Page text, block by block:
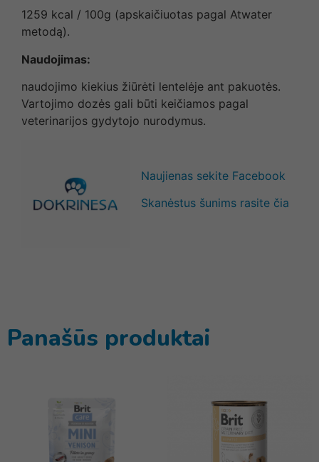
1259 kcal / 100g (apskaičiuotas pagal Atwater
metodą).
Naudojimas:
naudojimo kiekius žiūrėti lentelėje ant pakuotės.
Vartojimo dozės gali būti keičiamos pagal
veterinarijos gydytojo nurodymus.
Naujienas sekite Facebook
Skanėstus šunims rasite čia
Panašūs produktai